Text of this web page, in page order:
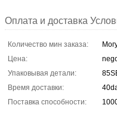
Оплата и доставка
Количество мин заказа:
Цена:
Упаковывая детали:
Время доставки:
Поставка способности: